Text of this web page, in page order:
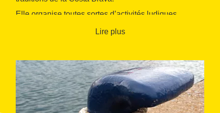
Elle organise toutes sortes d’activités ludiques,
événements nautiques afin que le client puisse
Empordà.
Lire plus